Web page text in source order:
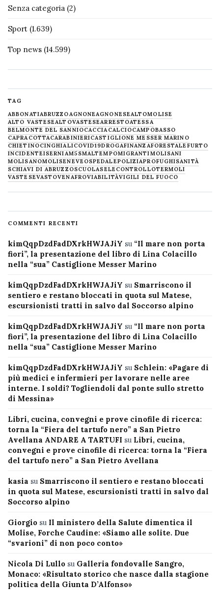
Senza categoria (2)
Sport (1.639)
Top news (14.599)
TAG
ABBONATIABRUZZOAGNONEAGNONESEALTOMOLISE
ALTO VASTESEALTOVASTESEARRESTOATESSA
BELMONTE DEL SANNIOCACCIACALCIOCAMPOBASSO
CAPRACOTTACARABINIERICASTIGLIONE MESSER MARINO
CHIETINOCINGHIALICOVID19DROGAFINANZAFORESTALE FURTO
INCIDENTEISERNIAM5SMALTEMPOMIGRANTIMOLISANI
MOLISANOMOLISENEVE OSPEDALEPOLIZIAPROFUGHISANITÀ
SCHIAVI DI ABRUZZOSCUOLASELECONTROLLOTERMOLI
VASTESEVASTOVENAFROVIABILITÀVIGILI DEL FUOCO
COMMENTI RECENTI
kimQqpDzdFadDXrkHWJAJiY su “Il mare non porta
fiori”, la presentazione del libro di Lina Colacillo
nella “sua” Castiglione Messer Marino
kimQqpDzdFadDXrkHWJAJiY su Smarriscono il
sentiero e restano bloccati in quota sul Matese,
escursionisti tratti in salvo dal Soccorso alpino
kimQqpDzdFadDXrkHWJAJiY su “Il mare non porta
fiori”, la presentazione del libro di Lina Colacillo
nella “sua” Castiglione Messer Marino
kimQqpDzdFadDXrkHWJAJiY su Schlein: «Pagare di
più medici e infermieri per lavorare nelle aree
interne. I soldi? Togliendoli dal ponte sullo stretto
di Messina»
Libri, cucina, convegni e prove cinofile di ricerca:
torna la “Fiera del tartufo nero” a San Pietro
Avellana ANDARE A TARTUFI su Libri, cucina,
convegni e prove cinofile di ricerca: torna la “Fiera
del tartufo nero” a San Pietro Avellana
kasia su Smarriscono il sentiero e restano bloccati
in quota sul Matese, escursionisti tratti in salvo dal
Soccorso alpino
Giorgio su Il ministero della Salute dimentica il
Molise, Forche Caudine: «Siamo alle solite. Due
“svarioni” di non poco conto»
Nicola Di Lullo su Galleria fondovalle Sangro,
Monaco: «Risultato storico che nasce dalla stagione
politica della Giunta D’Alfonso»